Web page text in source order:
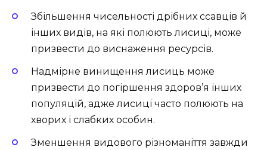
Збільшення чисельності дрібних ссавців й
інших видів, на які полюють лисиці, може
призвести до виснаження ресурсів.
Надмірне винищення лисиць може
призвести до погіршення здоров’я інших
популяцій, адже лисиці часто полюють на
хворих і слабких особин.
Зменшення видового різноманіття завжди